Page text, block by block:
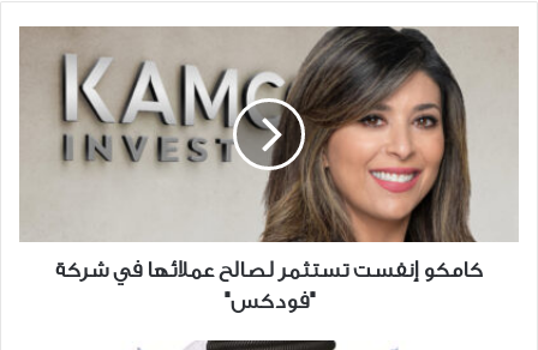
كامكو
تستثمر
عملائها
شركة
"فودكس"
كامكو إنفست تستثمر لصالح عملائها في شركة
"فودكس"